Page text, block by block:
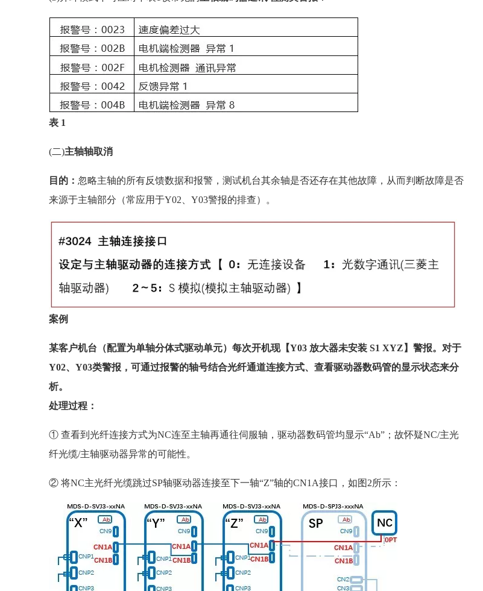
表 1
(二)主轴轴取消
目的： 忽略主轴的所有反馈数据和报警，测试机台其余轴是否还存在其他故障，从而判断故障是否
来源于主轴部分（常应用于Y02、Y03警报的排查）。
案例
某客户机台（配置为单轴分体式驱动单元）每次开机现【Y03 放大器未安装 S1 XYZ】警报。对于
Y02、Y03类警报，可通过报警的轴号结合光纤通道连接方式、查看驱动器数码管的显示状态来分
析。
处理过程：
① 查看到光纤连接方式为NC连至主轴再通往伺服轴，驱动器数码管均显示“Ab”；故怀疑NC/主光
纤光缆/主轴驱动器异常的可能性。
② 将NC主光纤光缆跳过SP轴驱动器连接至下一轴“Z”轴的CN1A接口，如图2所示：